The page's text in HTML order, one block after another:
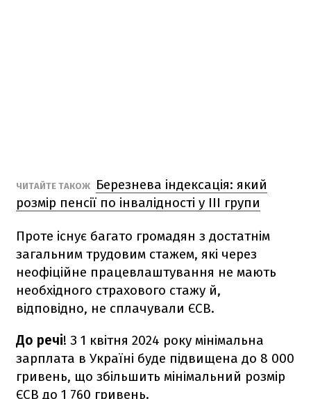
ЧИТАЙТЕ ТАКОЖ
Березнева індексація: який
розмір пенсії по інвалідності у III групи
Проте існує багато громадян з достатнім
загальним трудовим стажем, які через
неофіційне працевлаштування не мають
необхідного страхового стажу й,
відповідно, не сплачували ЄСВ.
До речі! З 1 квітня 2024 року мінімальна
зарплата в Україні буде підвищена до 8 000
гривень, що збільшить мінімальний розмір
ЄСВ до 1 760 гривень.